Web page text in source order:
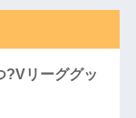
?Vリーググッ